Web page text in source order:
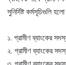
সুনির্দিষ্ট কর্মসূচিগুলি
১. গ্রামীণ ব্যাংকের
২. গ্রামীণ ব্যাংকের